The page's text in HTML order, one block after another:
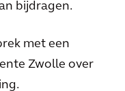
bijdragen.
met een
Zwolle over